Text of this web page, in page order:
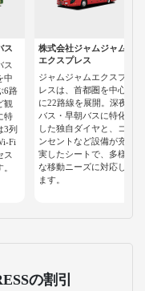
ス
ス
中
6路
観
特
3列
Fi
ス
株式会社ジャムジャム
エクスプレス
ジャムジャムエクスプ
レスは、首都圏を中心
に22路線を展開。深夜
バス・早朝バスに特化
した独自ダイヤと、コ
ンセントなど設備が充
実したシートで、多様
な移動ニーズに対応し
ます。
の割引